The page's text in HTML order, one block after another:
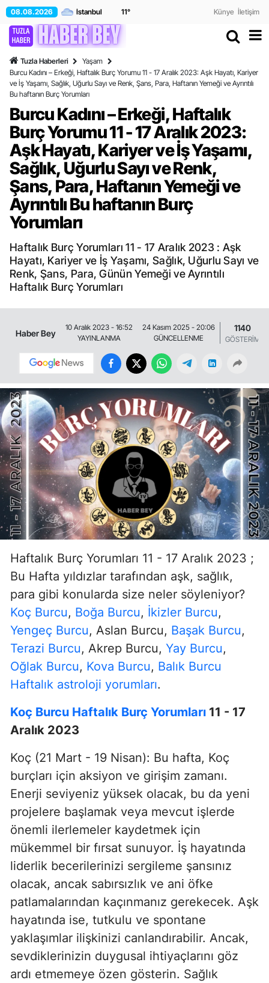
08.08.2026 11° Künye İletişim
Tuzla Haberleri
Yaşam
Burcu Kadını – Erkeği, Haftalık Burç Yorumu 11 - 17 Aralık 2023: Aşk Hayatı, Kariyer
ve İş Yaşamı, Sağlık, Uğurlu Sayı ve Renk, Şans, Para, Haftanın Yemeği ve Ayrıntılı
Bu haftanın Burç Yorumları
Burcu Kadını – Erkeği, Haftalık
Burç Yorumu 11 - 17 Aralık 2023:
Aşk Hayatı, Kariyer ve İş Yaşamı,
Sağlık, Uğurlu Sayı ve Renk,
Şans, Para, Haftanın Yemeği ve
Ayrıntılı Bu haftanın Burç
Yorumları
Haftalık Burç Yorumları 11 - 17 Aralık 2023 : Aşk
Hayatı, Kariyer ve İş Yaşamı, Sağlık, Uğurlu Sayı ve
Renk, Şans, Para, Günün Yemeği ve Ayrıntılı
Haftalık Burç Yorumları
Haber Bey
10 Aralık 2023 - 16:52
YAYINLANMA
24 Kasım 2025 - 20:06
GÜNCELLENME
1140
GÖSTERİM
Haftalık Burç Yorumları 11 - 17 Aralık 2023 ;
Bu Hafta yıldızlar tarafından aşk, sağlık,
para gibi konularda size neler söyleniyor?
Koç Burcu, Boğa Burcu, İkizler Burcu,
Yengeç Burcu, Aslan Burcu, Başak Burcu,
Terazi Burcu, Akrep Burcu, Yay Burcu,
Oğlak Burcu, Kova Burcu, Balık Burcu
Haftalık astroloji yorumları.
Koç Burcu Haftalık Burç Yorumları 11 - 17
Aralık 2023
Koç (21 Mart - 19 Nisan): Bu hafta, Koç
burçları için aksiyon ve girişim zamanı.
Enerji seviyeniz yüksek olacak, bu da yeni
projelere başlamak veya mevcut işlerde
önemli ilerlemeler kaydetmek için
mükemmel bir fırsat sunuyor. İş hayatında
liderlik becerilerinizi sergileme şansınız
olacak, ancak sabırsızlık ve ani öfke
patlamalarından kaçınmanız gerekecek. Aşk
hayatında ise, tutkulu ve spontane
yaklaşımlar ilişkinizi canlandırabilir. Ancak,
sevdiklerinizin duygusal ihtiyaçlarını göz
ardı etmemeye özen gösterin. Sağlık